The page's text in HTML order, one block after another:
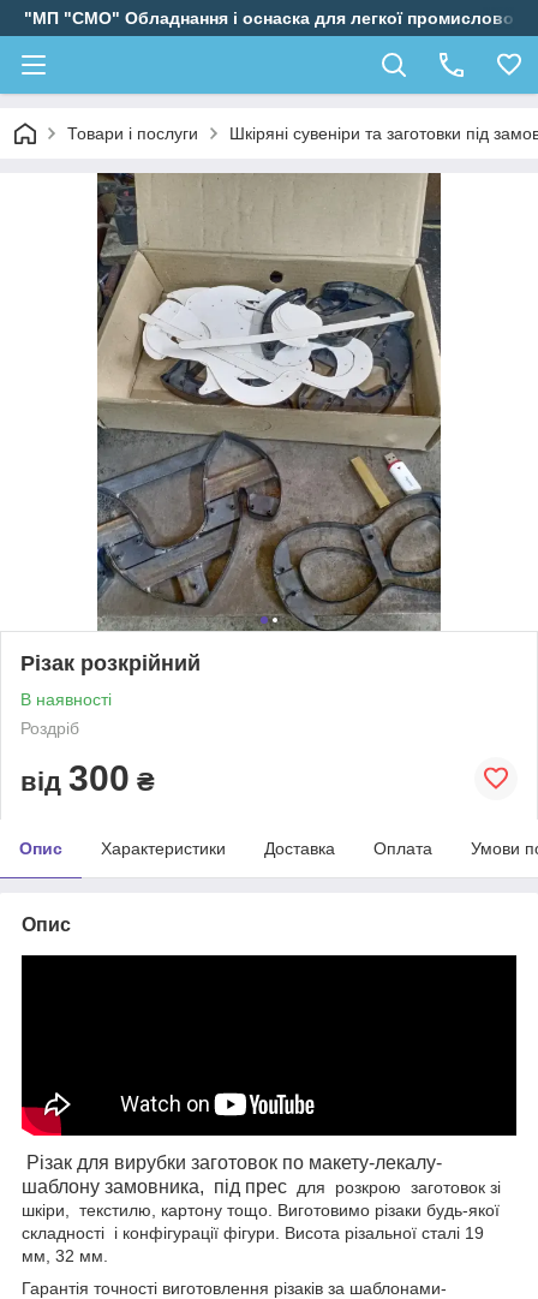
"МП "СМО" Обладнання і оснаска для легкої промисловості
Товари і послуги Шкіряні сувеніри та заготовки під
Різак розкрійний
В наявності
Роздріб
від 300 ₴
Опис Характеристики Доставка Оплата Умови
Опис
Різак для вирубки заготовок по макету-лекалу-
шаблону замовника, під прес для розкрою заготовок зі
шкіри,
текстилю, картону тощо. Виготовимо різаки будь-якої
складності і конфігурації фігури. Висота різальної сталі 19
мм, 32 мм.
Гарантія точності виготовлення різаків за шаблонами-